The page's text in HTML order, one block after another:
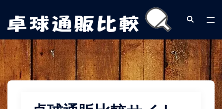
ン
ツ
へ
ス
キ
検
索
ト
ル
メ
ニ
ュ